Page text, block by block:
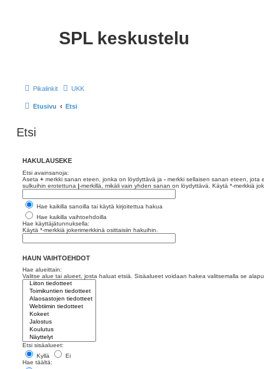
SPL keskustelu
Pikalinkit UKK
Etusivu Etsi
Etsi
HAKULAUSEKE
Etsi avainsanoja:
Aseta + merkki sanan eteen, jonka on löydyttävä ja - merkki sellaisen sanan eteen, jota
sulkuihin erotettuna |-merkillä, mikäli vain yhden sanan on löydyttävä. Käytä *-merkkiä
Hae kaikilla sanoilla tai käytä kirjoitettua hakua
Hae kaikilla vaihtoehdoilla
Hae käyttäjätunnuksella:
Käytä *-merkkiä jokerimerkkinä osittaisiin hakuihin.
HAUN VAIHTOEHDOT
Hae alueittain:
Valitse alue tai alueet, josta haluat etsiä. Sisäalueet voidaan hakea valitsemalla se
Etsi sisäalueet:
Kyllä
Ei
Hae täältä: